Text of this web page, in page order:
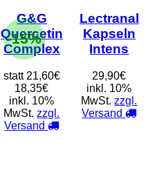
-15%
G&G
Quercetin
Complex
statt 21,60€
18,35€
inkl. 10%
MwSt.zzgl.
Versand
Lectranal
Kapseln
Intens
29,90€
inkl. 10%
MwSt.zzgl.
Versand